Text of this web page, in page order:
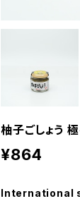
柚子ごしょう
¥864
International